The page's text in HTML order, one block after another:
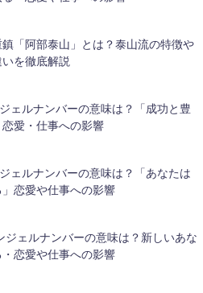
「阿部泰山」とは？泰山流の特徴や
を徹底解説
ェルナンバーの意味は？「成功と豊
愛・仕事への影響
ェルナンバーの意味は？「あなたは
恋愛や仕事への影響
ジェルナンバーの意味は？新しいあな
恋愛や仕事への影響